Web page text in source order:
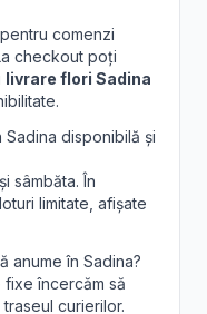
comenzi
checkout poți
livrare flori Sadina
disponibilă și
sâmbăta. În
limitate, afișate
anume în Sadina?
încercăm să
curierilor.